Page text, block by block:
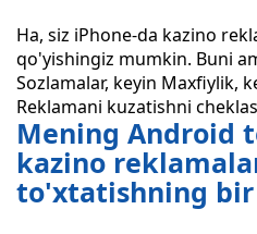
Ha, siz iPhone-da kazino
qo'yishingiz mumkin. Buni
Sozlamalar, keyin Maxfiylik,
Reklamani kuzatishni
Mening Android
kazino
to'xtatishning bir